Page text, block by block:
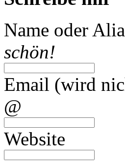
Name oder
schön!
Email (wird
@
Website